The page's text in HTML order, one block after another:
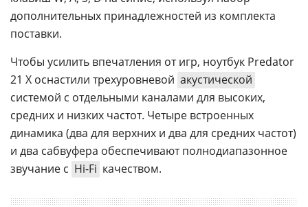
дополнительных принадлежностей из комплекта
поставки.
Чтобы усилить впечатления от игр, ноутбук Predator
21 X оснастили трехуровневой акустической
системой с отдельными каналами для высоких,
средних и низких частот. Четыре встроенных
динамика (два для верхних и два для средних частот)
и два сабвуфера обеспечивают полнодиапазонное
звучание с Hi-Fi качеством.